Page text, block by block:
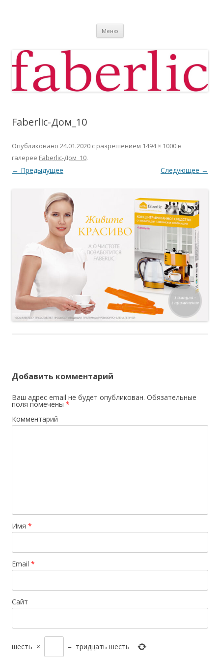
Меню
Faberlic-Дом_10
Опубликовано 24.01.2020 с разрешением 1494 × 1000 в
галерее Faberlic-Дом_10.
← Предыдущее Следующее →
Добавить комментарий
Ваш адрес email не будет опубликован. Обязательные
поля помечены *
Комментарий
Имя *
Email *
Сайт
шесть × = тридцать шесть